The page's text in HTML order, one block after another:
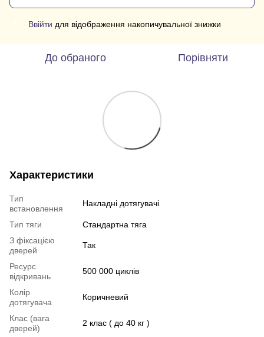
Ввійти для відображення накопичувальної знижки
До обраного Порівняти
Характеристики
Тип
встановлення
Накладні дотягувачі
Тип тяги
Стандартна тяга
З фіксацією
дверей
Так
Ресурс
відкривань
500 000 циклів
Колір
дотягувача
Коричневий
Клас (вага
дверей)
2 клас ( до 40 кг )